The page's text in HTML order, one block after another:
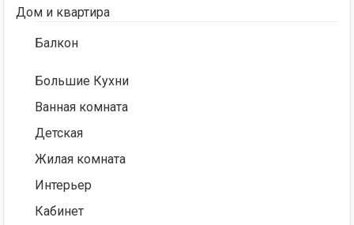
Дом и квартира
Балкон
Большие Кухни
Ванная комната
Детская
Жилая комната
Интерьер
Кабинет